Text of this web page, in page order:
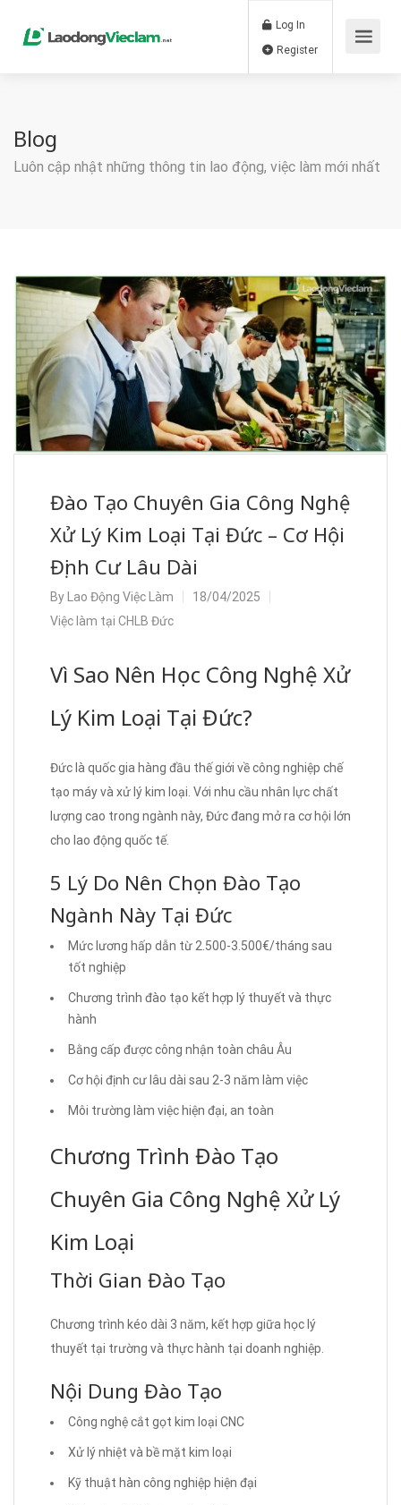
Log In
Blog
Luôn cập nhật những thông tin lao động, việc làm mới nhất
Đào Tạo Chuyên Gia Công Nghệ
Xử Lý Kim Loại Tại Đức – Cơ Hội
Định Cư Lâu Dài
By Lao Động Việc Làm
18/04/2025
Việc làm tại CHLB Đức
Vì Sao Nên Học Công Nghệ Xử
Lý Kim Loại Tại Đức?
Đức là quốc gia hàng đầu thế giới về công nghiệp chế
tạo máy và xử lý kim loại. Với nhu cầu nhân lực chất
lượng cao trong ngành này, Đức đang mở ra cơ hội lớn
cho lao động quốc tế.
5 Lý Do Nên Chọn Đào Tạo
Ngành Này Tại Đức
Mức lương hấp dẫn từ 2.500-3.500€/tháng sau
tốt nghiệp
Chương trình đào tạo kết hợp lý thuyết và thực
hành
Bằng cấp được công nhận toàn châu Âu
Cơ hội định cư lâu dài sau 2-3 năm làm việc
Môi trường làm việc hiện đại, an toàn
Chương Trình Đào Tạo
Chuyên Gia Công Nghệ Xử Lý
Kim Loại
Thời Gian Đào Tạo
Chương trình kéo dài 3 năm, kết hợp giữa học lý
thuyết tại trường và thực hành tại doanh nghiệp.
Nội Dung Đào Tạo
Công nghệ cắt gọt kim loại CNC
Xử lý nhiệt và bề mặt kim loại
Kỹ thuật hàn công nghiệp hiện đại